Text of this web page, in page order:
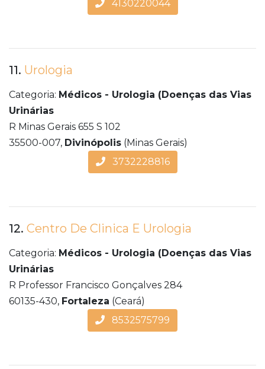
4130220044
11. Urologia
Categoria: Médicos - Urologia (Doenças das Vias
Urinárias
R Minas Gerais 655 S 102
35500-007, Divinópolis (Minas Gerais)
3732228816
12. Centro De Clinica E Urologia
Categoria: Médicos - Urologia (Doenças das Vias
Urinárias
R Professor Francisco Gonçalves 284
60135-430, Fortaleza (Ceará)
8532575799